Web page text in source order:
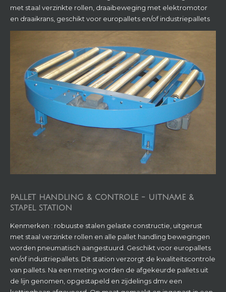
PALLET HANDLING & CONTROLE - UITNAME &
Kenmerken : robuuste stalen gelaste constructie, uitgerust
worden pneumatisch aangestuurd. Geschikt voor europallets
en/of industriepallets. Dit station verzorgt de kwaliteitscontrole
de lijn genomen, opgestapeld en zijdelings dmv een
kettingbaan afgevoerd. Op maat gemaakt en ingepast in een
bestaande lijn. Voorzien van decentrale frequentieregelaars,
afgemonteerde en bekabeld voor plug & play installatie on
site.